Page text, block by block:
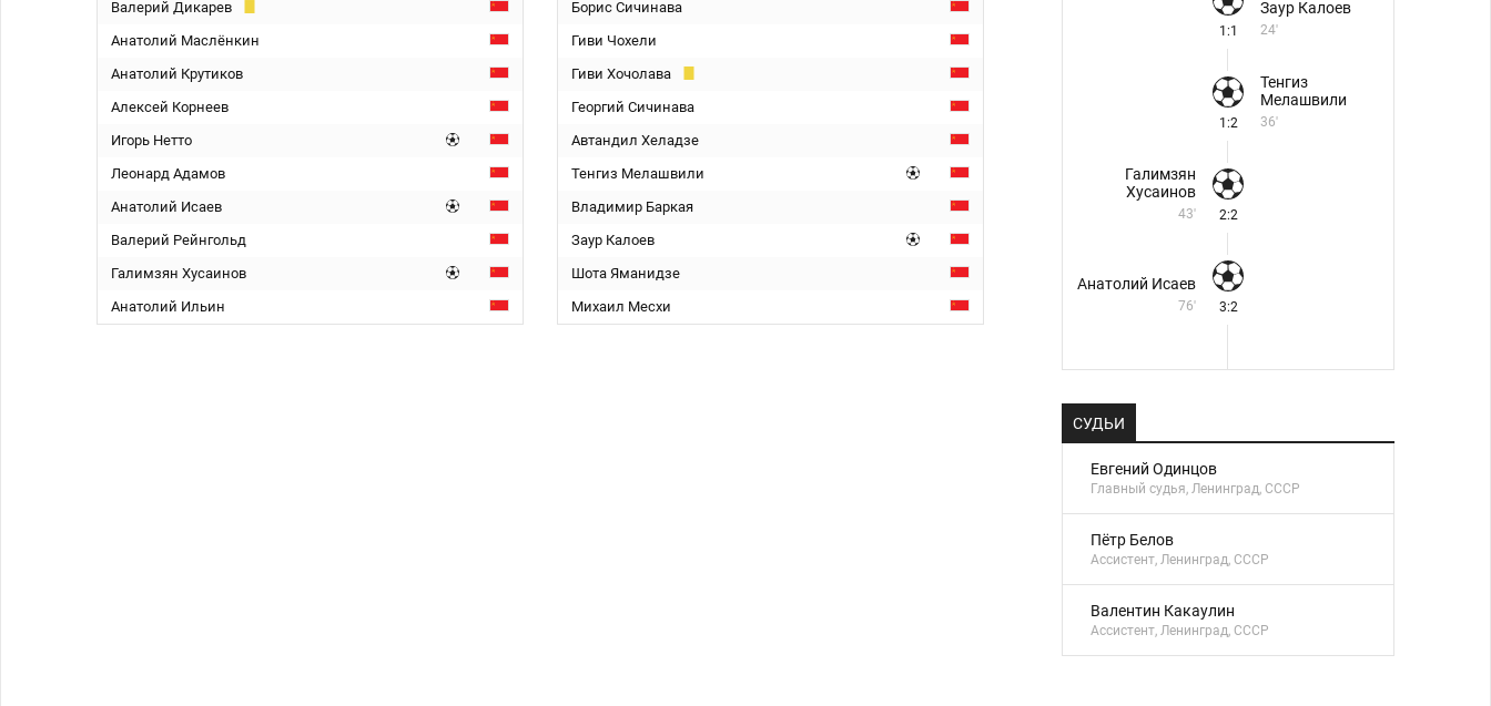
Валерий Дикарев
Анатолий Маслёнкин
Анатолий Крутиков
Алексей Корнеев
Игорь Нетто
Леонард Адамов
Анатолий Исаев
Валерий Рейнгольд
Галимзян Хусаинов
Анатолий Ильин
Борис Сичинава
Гиви Чохели
Гиви Хочолава
Георгий Сичинава
Автандил Хеладзе
Тенгиз Мелашвили
Владимир Баркая
Заур Калоев
Шота Яманидзе
Михаил Месхи
1:1
Заур Калоев
24'
1:2
Тенгиз
Мелашвили
36'
Галимзян
Хусаинов
43' 2:2
Анатолий Исаев
76' 3:2
СУДЬИ
Евгений Одинцов
Главный судья, Ленинград, СССР
Пётр Белов
Ассистент, Ленинград, СССР
Валентин Какаулин
Ассистент, Ленинград, СССР